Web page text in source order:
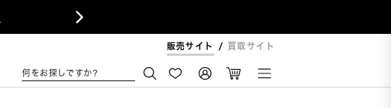

販売サイト 買取サイト
何をお探しですか?